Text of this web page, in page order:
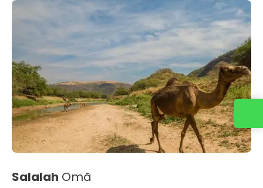
Salalah Omã
Entre em contato conosco